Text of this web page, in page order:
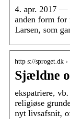
4. apr. 2017 —
anden form
Larsen, som
http s://sproget.dk
Sjældne
ekspatriere,
religiøse
nyt livsafsnit,